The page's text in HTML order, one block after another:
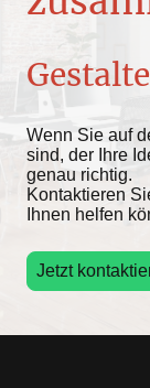
Wenn Sie auf
sind, der Ihre
genau richtig.
Kontaktieren
Ihnen helfen
Jetzt